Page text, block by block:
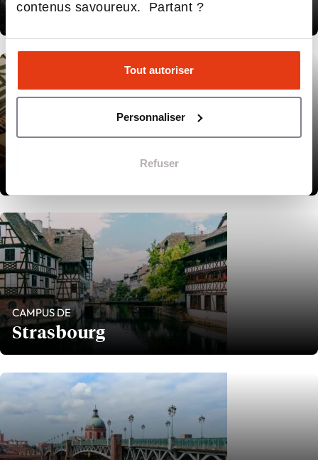
contenus savoureux. Partant ?
Tout autoriser
Personnaliser
Refuser
Rennes
CAMPUS DE
Strasbourg